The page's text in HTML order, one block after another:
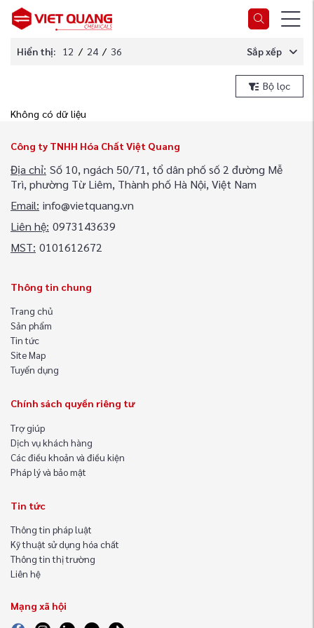
Hiển thị: 12 / 24 / 36 Sắp xếp
Bộ lọc
Không có dữ liệu
Công ty TNHH Hóa Chất Việt Quang
Địa chỉ: Số 10, ngách 50/71, tổ dân phố số 2 đường Mễ
Trì, phường Từ Liêm, Thành phố Hà Nội, Việt Nam
Email: info@vietquang.vn
Liên hệ: 0973143639
MST: 0101612672
Thông tin chung
Trang chủ
Sản phẩm
Tin tức
Site Map
Tuyển dụng
Chính sách quyền riêng tư
Trợ giúp
Dịch vụ khách hàng
Các điều khoản và điều kiện
Pháp lý và bảo mật
Tin tức
Thông tin pháp luật
Kỹ thuật sử dụng hóa chất
Thông tin thị trường
Liên hệ
Mạng xã hội